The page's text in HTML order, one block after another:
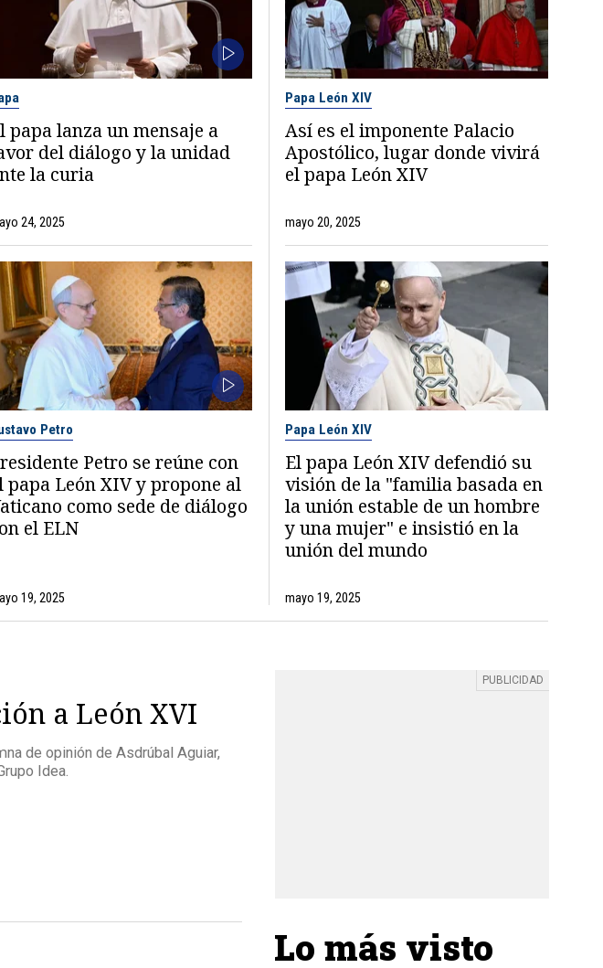
papa lanza un mensaje a
del diálogo y la unidad
la curia
24, 2025
Papa León XIV
Así es el imponente Palacio
Apostólico, lugar donde vivirá
el papa León XIV
mayo 20, 2025
Petro
Petro se reúne con
papa León XIV y propone al
como sede de diálogo
el ELN
19, 2025
Papa León XIV
El papa León XIV defendió su
visión de la "familia basada en
la unión estable de un hombre
y una mujer" e insistió en la
unión del mundo
mayo 19, 2025
a León XVI
de opinión de Asdrúbal Aguiar,
Idea.
Lo más visto